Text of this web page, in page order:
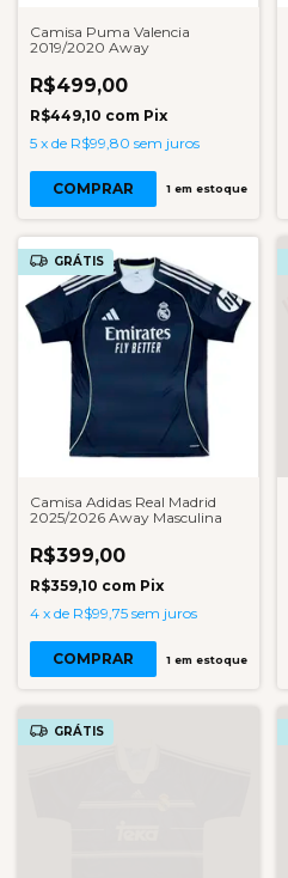
Camisa Puma Valencia
2019/2020 Away
R$499,00
R$449,10 com Pix
5 x de R$99,80 sem juros
COMPRAR 1em estoque
GRÁTIS
Camisa Adidas Real Madrid
2025/2026 Away Masculina
R$399,00
R$359,10 com Pix
4 x de R$99,75 sem juros
COMPRAR 1em estoque
GRÁTIS